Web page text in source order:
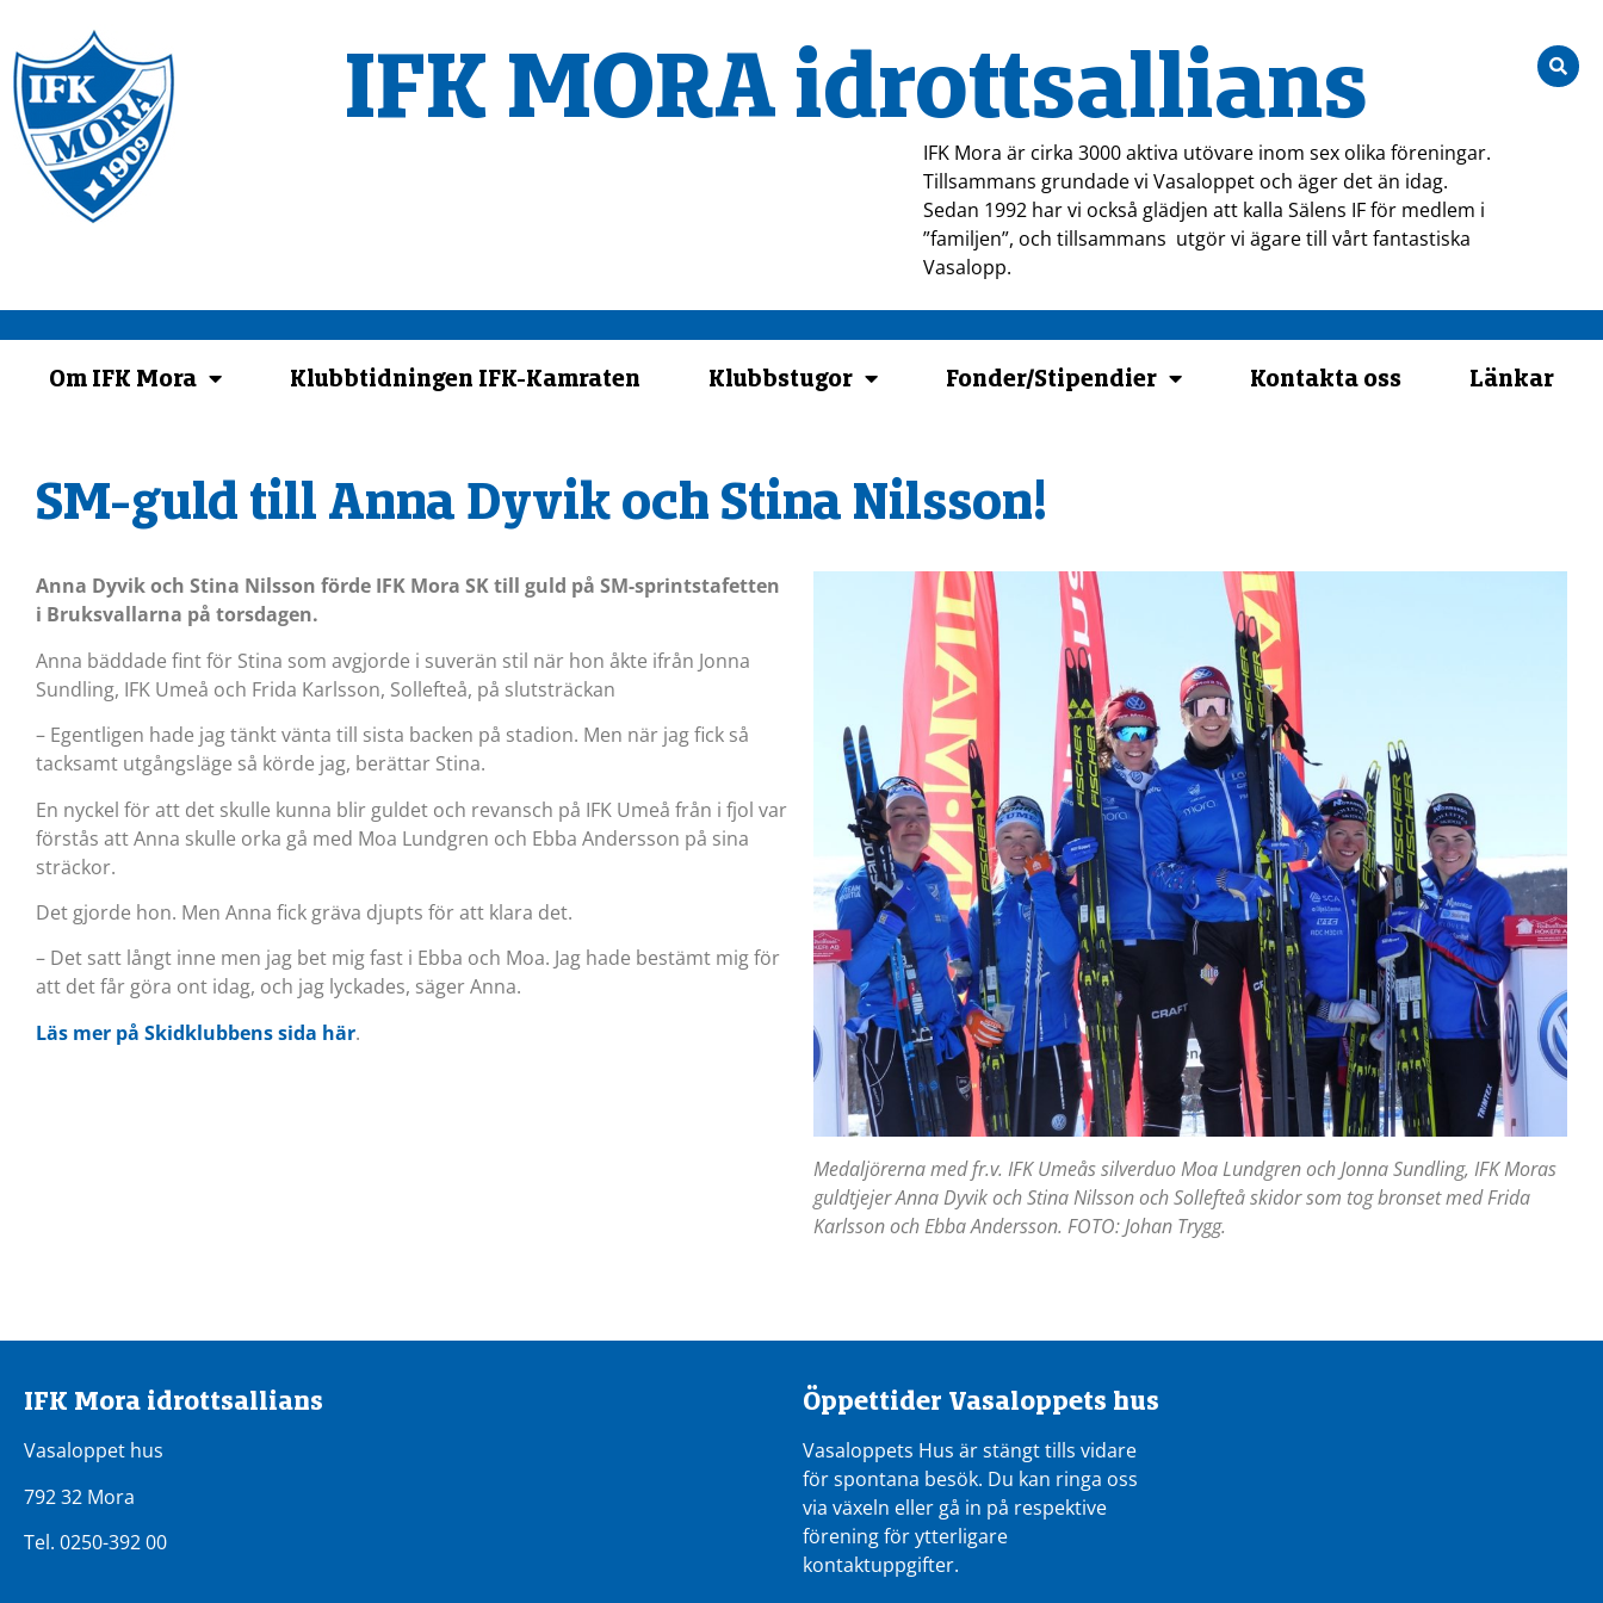
IFK MORA idrottsallians
IFK Mora är cirka 3000 aktiva utövare inom sex olika föreningar.
Tillsammans grundade vi Vasaloppet och äger det än idag.
Sedan 1992 har vi också glädjen att kalla Sälens IF för medlem i
”familjen”, och tillsammans utgör vi ägare till vårt fantastiska
Vasalopp.
Om IFK Mora Klubbtidningen IFK-Kamraten Klubbstugor Fonder/Stipendier Kontakta oss Länkar
SM-guld till Anna Dyvik och Stina Nilsson!
Anna Dyvik och Stina Nilsson förde IFK Mora SK till guld på SM-sprintstafetten
i Bruksvallarna på torsdagen.
Anna bäddade fint för Stina som avgjorde i suverän stil när hon åkte ifrån Jonna
Sundling, IFK Umeå och Frida Karlsson, Sollefteå, på slutsträckan
– Egentligen hade jag tänkt vänta till sista backen på stadion. Men när jag fick så
tacksamt utgångsläge så körde jag, berättar Stina.
En nyckel för att det skulle kunna blir guldet och revansch på IFK Umeå från i fjol var
förstås att Anna skulle orka gå med Moa Lundgren och Ebba Andersson på sina
sträckor.
Det gjorde hon. Men Anna fick gräva djupts för att klara det.
– Det satt långt inne men jag bet mig fast i Ebba och Moa. Jag hade bestämt mig för
att det får göra ont idag, och jag lyckades, säger Anna.
Läs mer på Skidklubbens sida här.
Medaljörerna med fr.v. IFK Umeås silverduo Moa Lundgren och Jonna Sundling, IFK Moras
guldtjejer Anna Dyvik och Stina Nilsson och Sollefteå skidor som tog bronset med Frida
Karlsson och Ebba Andersson. FOTO: Johan Trygg.
IFK Mora idrottsallians
Vasaloppet hus
792 32 Mora
Tel. 0250-392 00
Öppettider Vasaloppets hus
Vasaloppets Hus är stängt tills vidare
för spontana besök. Du kan ringa oss
via växeln eller gå in på respektive
förening för ytterligare
kontaktuppgifter.